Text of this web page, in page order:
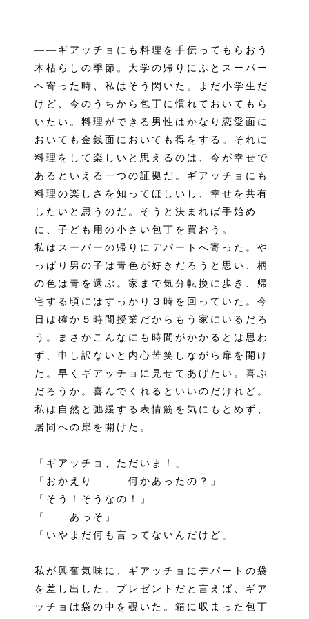
――ギアッチョにも料理を手伝ってもらおう
木枯らしの季節。大学の帰りにふとスーパー
へ寄った時、私はそう閃いた。まだ小学生だ
けど、今のうちから包丁に慣れておいてもら
いたい。料理ができる男性はかなり恋愛面に
おいても金銭面においても得をする。それに
料理をして楽しいと思えるのは、今が幸せで
あるといえる一つの証拠だ。ギアッチョにも
料理の楽しさを知ってほしいし、幸せを共有
したいと思うのだ。そうと決まれば手始め
に、子ども用の小さい包丁を買おう。
私はスーパーの帰りにデパートへ寄った。や
っぱり男の子は青色が好きだろうと思い、柄
の色は青を選ぶ。家まで気分転換に歩き、帰
宅する頃にはすっかり３時を回っていた。今
日は確か５時間授業だからもう家にいるだろ
う。まさかこんなにも時間がかかるとは思わ
ず、申し訳ないと内心苦笑しながら扉を開け
た。早くギアッチョに見せてあげたい。喜ぶ
だろうか。喜んでくれるといいのだけれど。
私は自然と弛緩する表情筋を気にもとめず、
居間への扉を開けた。
「ギアッチョ、ただいま！」
「おかえり………何かあったの？」
「そう！そうなの！」
「……あっそ」
「いやまだ何も言ってないんだけど」
私が興奮気味に、ギアッチョにデパートの袋
を差し出した。プレゼントだと言えば、ギア
ッチョは袋の中を覗いた。箱に収まった包丁